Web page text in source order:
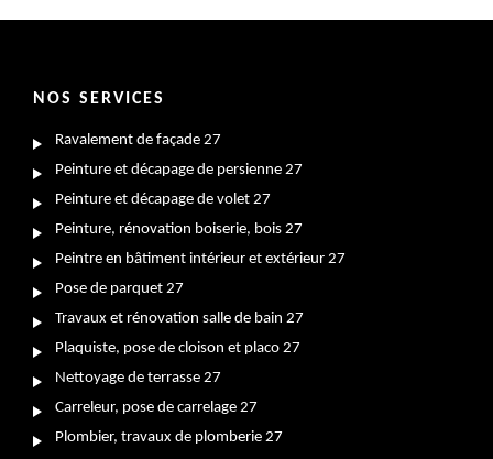
NOS SERVICES
Ravalement de façade 27
Peinture et décapage de persienne 27
Peinture et décapage de volet 27
Peinture, rénovation boiserie, bois 27
Peintre en bâtiment intérieur et extérieur 27
Pose de parquet 27
Travaux et rénovation salle de bain 27
Plaquiste, pose de cloison et placo 27
Nettoyage de terrasse 27
Carreleur, pose de carrelage 27
Plombier, travaux de plomberie 27